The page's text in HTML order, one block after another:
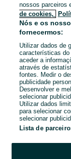
Mapa do site
Mapa das freguesias
Mapa de mini-sites
nossos parceiros
de cookies,
Nós e os
fornecermos:
Utilizar dados de
características do
aceder a
através de
fontes. Medir o
publicidade
Desenvolver e
selecionar
Utilizar dados
para selecionar
selecionar
Lista de